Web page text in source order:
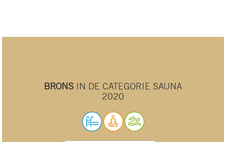
BRONSIN DE CATEGORIE SAUNA
2020